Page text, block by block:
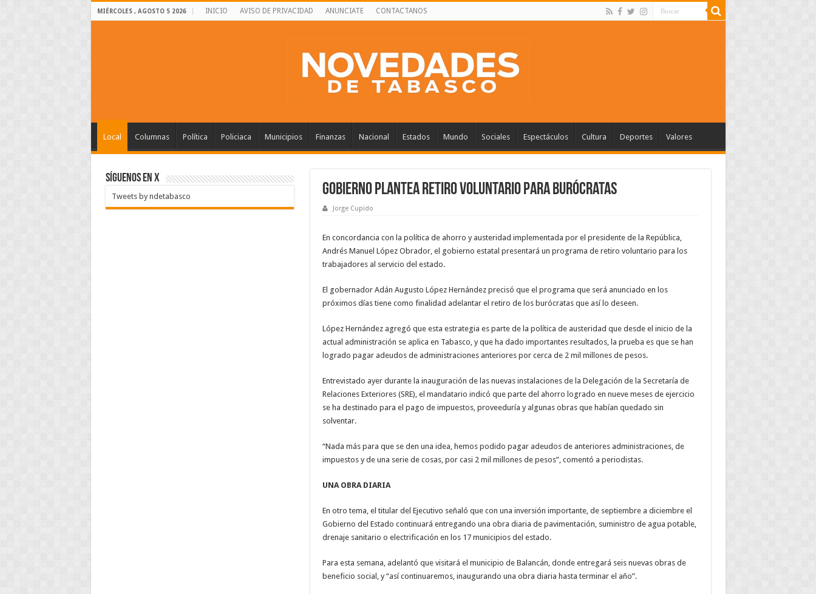
MIÉRCOLES , AGOSTO 5 2026 INICIO AVISO DE PRIVACIDAD ANUNCIATE CONTACTANOS
Local Columnas Política Policiaca Municipios Finanzas Nacional Estados Mundo Sociales Espectáculos Cultura Deportes Valores
Gobierno plantea retiro voluntario para burócratas
Jorge Cupido
En concordancia con la política de ahorro y austeridad implementada por el presidente de la República,
Andrés Manuel López Obrador, el gobierno estatal presentará un programa de retiro voluntario para los
trabajadores al servicio del estado.
El gobernador Adán Augusto López Hernández precisó que el programa que será anunciado en los
próximos días tiene como finalidad adelantar el retiro de los burócratas que así lo deseen.
López Hernández agregó que esta estrategia es parte de la política de austeridad que desde el inicio de la
actual administración se aplica en Tabasco, y que ha dado importantes resultados, la prueba es que se han
logrado pagar adeudos de administraciones anteriores por cerca de 2 mil millones de pesos.
Entrevistado ayer durante la inauguración de las nuevas instalaciones de la Delegación de la Secretaría de
Relaciones Exteriores (SRE), el mandatario indicó que parte del ahorro logrado en nueve meses de ejercicio
se ha destinado para el pago de impuestos, proveeduría y algunas obras que habían quedado sin
solventar.
“Nada más para que se den una idea, hemos podido pagar adeudos de anteriores administraciones, de
impuestos y de una serie de cosas, por casi 2 mil millones de pesos”, comentó a periodistas.
UNA OBRA DIARIA
En otro tema, el titular del Ejecutivo señaló que con una inversión importante, de septiembre a diciembre el
Gobierno del Estado continuará entregando una obra diaria de pavimentación, suministro de agua potable,
drenaje sanitario o electrificación en los 17 municipios del estado.
Para esta semana, adelantó que visitará el municipio de Balancán, donde entregará seis nuevas obras de
beneficio social, y “así continuaremos, inaugurando una obra diaria hasta terminar el año”.
SÍGUENOS EN X
Tweets by ndetabasco